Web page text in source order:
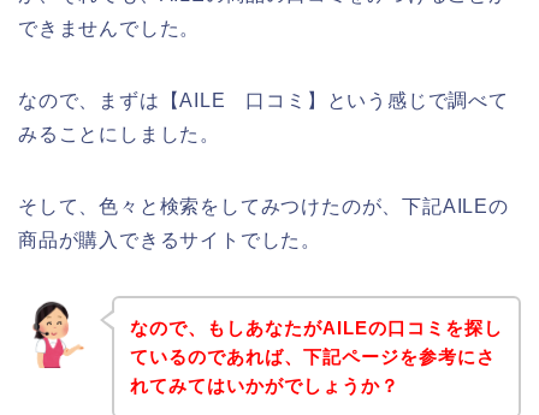
できませんでした。
なので、まずは【AILE 口コミ】という感じで調べて
みることにしました。
そして、色々と検索をしてみつけたのが、下記AILEの
商品が購入できるサイトでした。
なので、もしあなたがAILEの口コミを探し
ているのであれば、下記ページを参考にさ
れてみてはいかがでしょうか？